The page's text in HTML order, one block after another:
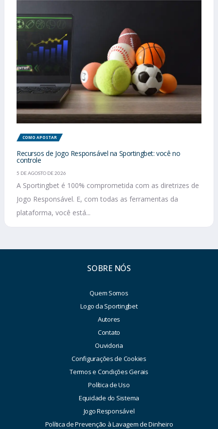
COMO APOSTAR
Recursos de Jogo Responsável na Sportingbet: você no
controle
5 DE AGOSTO DE 2026
A Sportingbet é 100% comprometida com as diretrizes de
Jogo Responsável. E, com todas as ferramentas da
plataforma, você está...
SOBRE NÓS
Quem Somos
Logo da Sportingbet
Autores
Contato
Ouvidoria
Configurações de Cookies
Termos e Condições Gerais
Política de Uso
Equidade do Sistema
Jogo Responsável
Política de Prevenção à Lavagem de Dinheiro